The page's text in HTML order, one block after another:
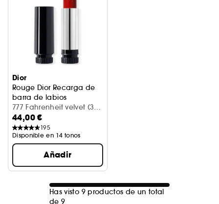
Dior
Rouge Dior Recarga de
barra de labios
2 acabados: aterciopelado y satinado
777 Fahrenheit velvet (3,5
g)
44,00 €
195
Disponible en 14 tonos
Añadir
Has visto 9 productos de un total
de 9